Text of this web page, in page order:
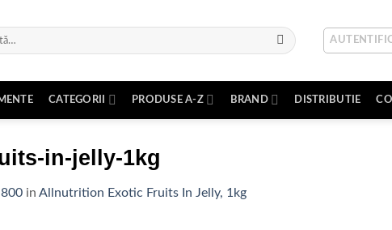
CATEGORII PRODUSE A-Z BRAND DISTRIBUTIE
in-jelly-1kg
in Allnutrition Exotic Fruits In Jelly, 1kg